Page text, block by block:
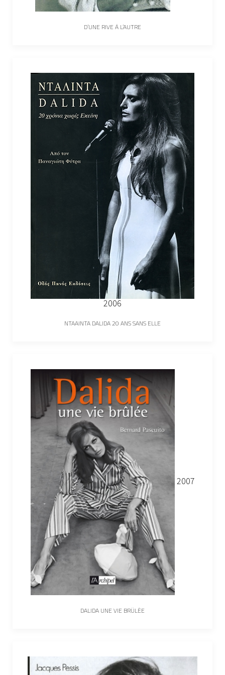
D’UNE RIVE À L’AUTRE
2006
NTAAINTA DALIDA 20 ANS SANS ELLE
2007
DALIDA UNE VIE BRÛLÉE